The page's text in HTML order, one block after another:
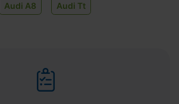
Audi A8 Audi Tt